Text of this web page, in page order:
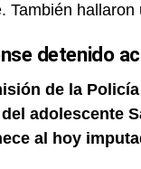
También
detenido
de la
adolescente
al hoy